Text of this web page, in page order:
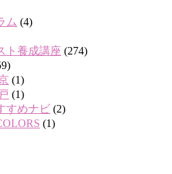
ム (4)
ト養成講座 (274)
(1)
(1)
すめナビ (2)
(1)